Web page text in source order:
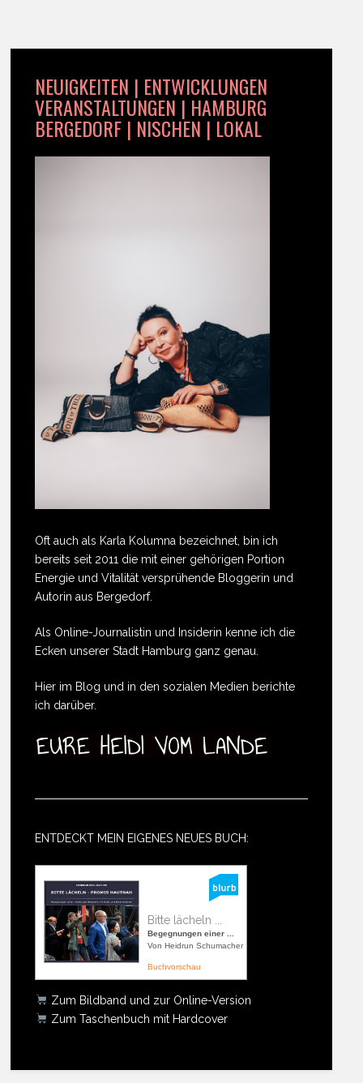
NEUIGKEITEN | ENTWICKLUNGEN
VERANSTALTUNGEN | HAMBURG
BERGEDORF | NISCHEN | LOKAL
Oft auch als Karla Kolumna bezeichnet, bin ich
bereits seit 2011 die mit einer gehörigen Portion
Energie und Vitalität versprühende Bloggerin und
Autorin aus Bergedorf.
Als Online-Journalistin und Insiderin kenne ich die
Ecken unserer Stadt Hamburg ganz genau.
Hier im Blog und in den sozialen Medien berichte
ich darüber.
ENTDECKT MEIN EIGENES NEUES BUCH:
Bitte lächeln ...
Begegnungen einer ...
Von Heidrun Schumacher
Buchvorschau
Zum Bildband und zur Online-Version
Zum Taschenbuch mit Hardcover